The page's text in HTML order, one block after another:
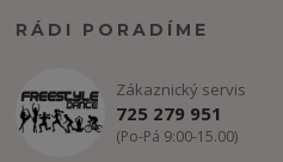
RÁDI PORADÍME
Zákaznický servis
725 279 951
(Po-Pá 9:00-15.00)